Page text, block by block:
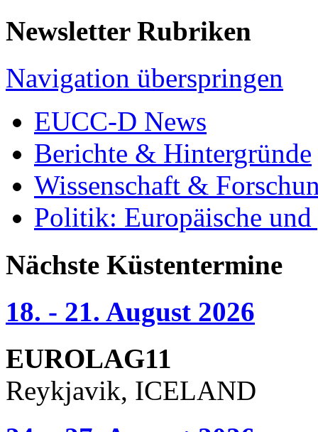
Newsletter Rubriken
Navigation überspringen
EUCC-D News
Berichte & Hintergründe
Wissenschaft &
Politik: Europäische
Nächste Küstentermine
18. - 21. August 2026
EUROLAG11
Reykjavik, ICELAND